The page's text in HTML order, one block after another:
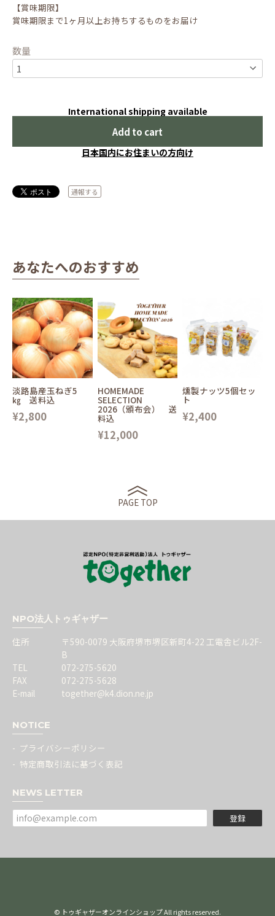
【賞味期限】
賞味期限まで1ヶ月以上お持ちするものをお届け
数量
International shipping available
Add to cart
日本国内にお住まいの方向け
通報する
あなたへのおすすめ
淡路島産玉ねぎ5
㎏ 送料込
¥2,800
HOMEMADE
SELECTION
2026（頒布会） 送
料込
¥12,000
燻製ナッツ5個セッ
ト
¥2,400
PAGE TOP
NPO法人トゥギャザー
住所
〒590-0079 大阪府堺市堺区新町4-22 工電舎ビル2F-
B
TEL
072-275-5620
FAX
072-275-5628
E-mail
together@k4.dion.ne.jp
NOTICE
プライバシーポリシー
特定商取引法に基づく表記
NEWS LETTER
登録
© トゥギャザーオンラインショップ All rights reserved.